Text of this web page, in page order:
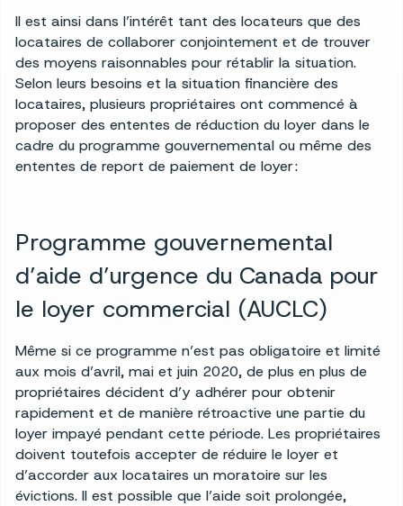
Il est ainsi dans l’intérêt tant des locateurs que des
locataires de collaborer conjointement et de trouver
des moyens raisonnables pour rétablir la situation.
Selon leurs besoins et la situation financière des
locataires, plusieurs propriétaires ont commencé à
proposer des ententes de réduction du loyer dans le
cadre du programme gouvernemental ou même des
ententes de report de paiement de loyer :
Programme gouvernemental
d’aide d’urgence du Canada pour
le loyer commercial (AUCLC)
Même si ce programme n’est pas obligatoire et limité
aux mois d’avril, mai et juin 2020, de plus en plus de
propriétaires décident d’y adhérer pour obtenir
rapidement et de manière rétroactive une partie du
loyer impayé pendant cette période. Les propriétaires
doivent toutefois accepter de réduire le loyer et
d’accorder aux locataires un moratoire sur les
évictions. Il est possible que l’aide soit prolongée,